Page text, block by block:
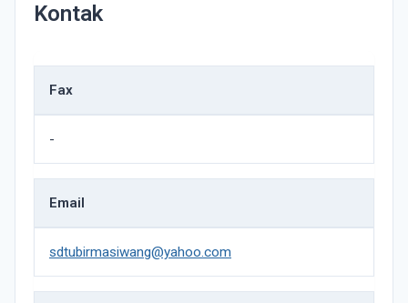
Kontak
Fax
-
Email
sdtubirmasiwang@yahoo.com